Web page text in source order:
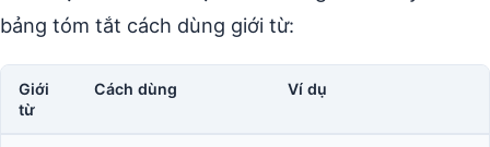
bảng tóm tắt cách dùng giới từ:
Giới
từ
Cách dùng Ví dụ